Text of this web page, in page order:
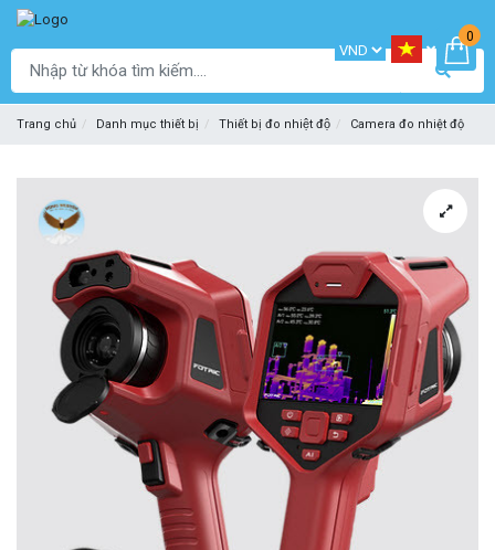
0
Trang chủ Danh mục thiết bị Thiết bị đo nhiệt độ Camera đo nhiệt độ